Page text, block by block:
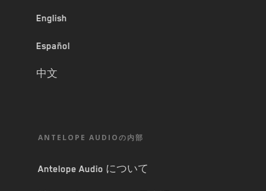
English
Español
中文
ANTELOPE AUDIOの内部
Antelope Audio について